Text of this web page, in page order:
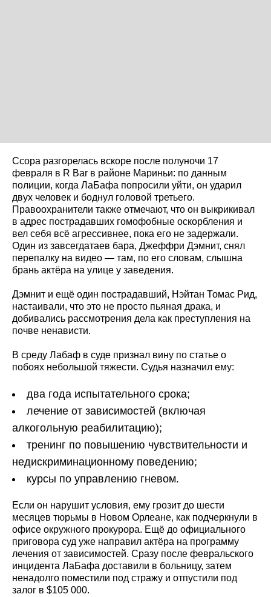
Ссора разгорелась вскоре после полуночи 17
февраля в R Bar в районе Мариньи: по данным
полиции, когда ЛаБафа попросили уйти, он ударил
двух человек и боднул головой третьего.
Правоохранители также отмечают, что он выкрикивал
в адрес пострадавших гомофобные оскорбления и
вел себя всё агрессивнее, пока его не задержали.
Один из завсегдатаев бара, Джеффри Дэмнит, снял
перепалку на видео — там, по его словам, слышна
брань актёра на улице у заведения.
Дэмнит и ещё один пострадавший, Нэйтан Томас Рид,
настаивали, что это не просто пьяная драка, и
добивались рассмотрения дела как преступления на
почве ненависти.
В среду Лабаф в суде признал вину по статье о
побоях небольшой тяжести. Судья назначил ему:
два года испытательного срока;
лечение от зависимостей (включая
алкогольную реабилитацию);
тренинг по повышению чувствительности и
недискриминационному поведению;
курсы по управлению гневом.
Если он нарушит условия, ему грозит до шести
месяцев тюрьмы в Новом Орлеане, как подчеркнули в
офисе окружного прокурора. Ещё до официального
приговора суд уже направил актёра на программу
лечения от зависимостей. Сразу после февральского
инцидента ЛаБафа доставили в больницу, затем
ненадолго поместили под стражу и отпустили под
залог в $105 000.